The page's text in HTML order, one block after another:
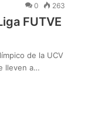
0 263
FUTVE
de la UCV
lleven a…